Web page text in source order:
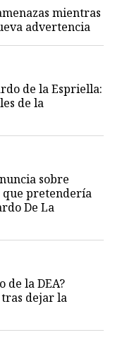
mientras
advertencia
de la Espriella:
de la
sobre
pretendería
De La
de la DEA?
dejar la